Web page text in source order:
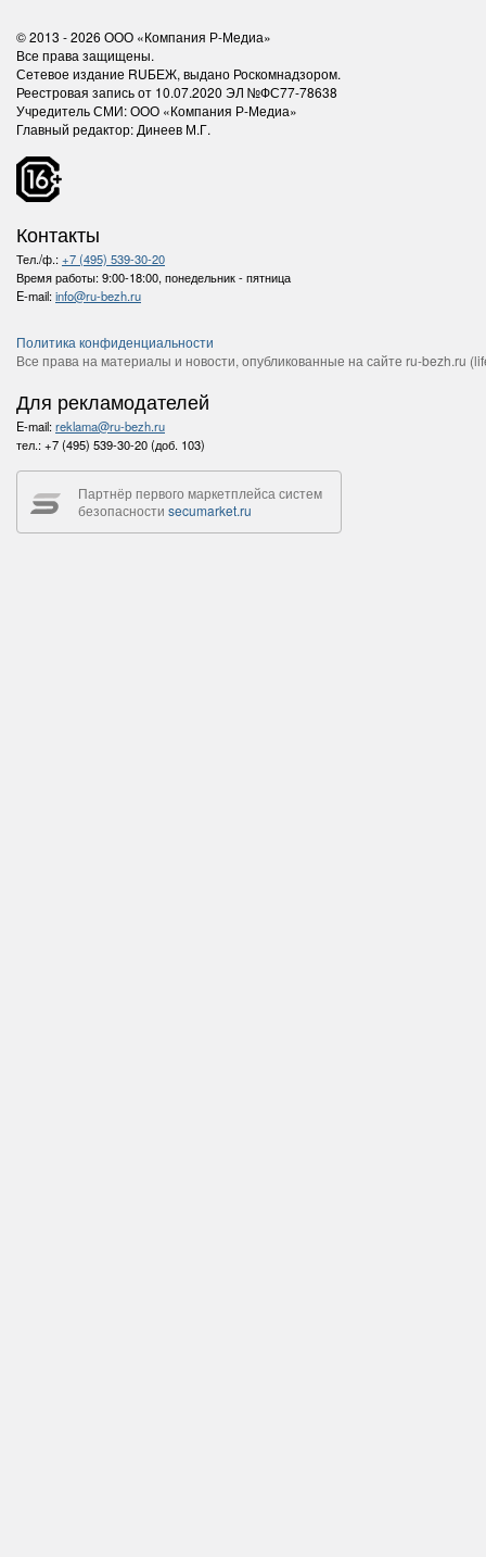
© 2013 - 2026 ООО «Компания Р-Медиа»
Все права защищены.
Сетевое издание RUБЕЖ, выдано Роскомнадзором.
Реестровая запись от 10.07.2020 ЭЛ №ФС77-78638
Учредитель СМИ: ООО «Компания Р-Медиа»
Главный редактор: Динеев М.Г.
Контакты
Тел./ф.:+7 (495) 539-30-20
Время работы:9:00-18:00, понедельник - пятница
E-mail:info@ru-bezh.ru
Политика конфиденциальности
Все права на материалы и новости, опубликованные на сайте ru-bezh.ru
Для рекламодателей
E-mail:reklama@ru-bezh.ru
тел.:+7 (495) 539-30-20 (доб. 103)
Партнёр первого маркетплейса систем
безопасности secumarket.ru